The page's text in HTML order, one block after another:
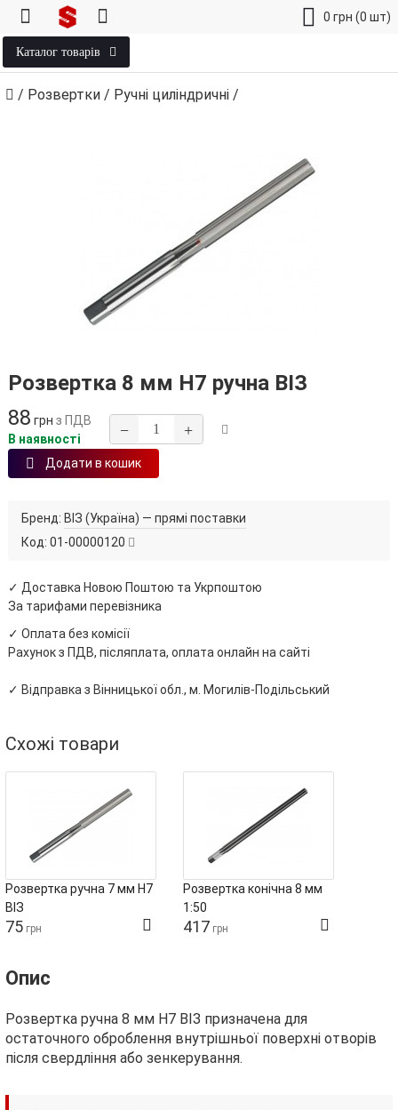
0 грн (0 шт)
Каталог товарів
/ Розвертки / Ручні циліндричні /
Розвертка 8 мм H7 ручна ВІЗ
88 грн з ПДВ
В наявності
− +
Додати в кошик
Бренд: ВІЗ (Україна) — прямі поставки
Код: 01-00000120
✓ Доставка Новою Поштою та Укрпоштою
За тарифами перевізника
✓ Оплата без комісії
Рахунок з ПДВ, післяплата, оплата онлайн на сайті
✓ Відправка з Вінницької обл., м. Могилів-Подільський
Схожі товари
Розвертка ручна 7 мм H7
ВІЗ
75 грн
Розвертка конічна 8 мм
1:50
417 грн
Опис
Розвертка ручна 8 мм H7 ВІЗ призначена для
остаточного оброблення внутрішньої поверхні отворів
після свердління або зенкерування.